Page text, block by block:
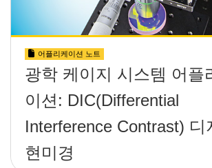
어플리케이션 노트
광학 케이지 시스템 어플
이션: DIC(Differential
Interference Contrast) 디
현미경